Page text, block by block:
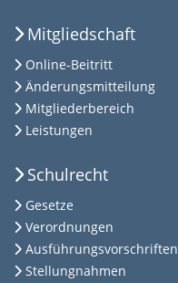
Mitgliedschaft
Online-Beitritt
Änderungsmitteilung
Mitgliederbereich
Leistungen
Schulrecht
Gesetze
Verordnungen
Ausführungsvorschriften
Stellungnahmen